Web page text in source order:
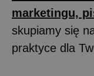
marketingu,
skupiamy się
praktyce dla